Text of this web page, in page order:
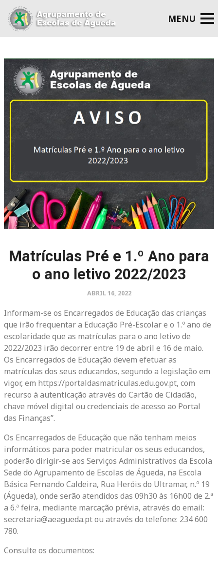
Matrículas Pré e 1.º Ano para
o ano letivo 2022/2023
ABRIL 16, 2022
Informam-se os Encarregados de Educação das crianças
que irão frequentar a Educação Pré-Escolar e o 1.º ano de
escolaridade que as matrículas para o ano letivo de
2022/2023 irão decorrer entre 19 de abril e 16 de maio.
Os Encarregados de Educação devem efetuar as
matrículas dos seus educandos, segundo a legislação em
vigor, em https://portaldasmatriculas.edu.gov.pt, com
recurso à autenticação através do Cartão de Cidadão,
chave móvel digital ou credenciais de acesso ao Portal
das Finanças”.
Os Encarregados de Educação que não tenham meios
informáticos para poder matricular os seus educandos,
poderão dirigir-se aos Serviços Administrativos da Escola
Sede do Agrupamento de Escolas de Águeda, na Escola
Básica Fernando Caldeira, Rua Heróis do Ultramar, n.º 19
(Águeda), onde serão atendidos das 09h30 às 16h00 de 2.ª
a 6.ª feira, mediante marcação prévia, através do email:
secretaria@aeagueda.pt ou através do telefone: 234 600
780.
Consulte os documentos: